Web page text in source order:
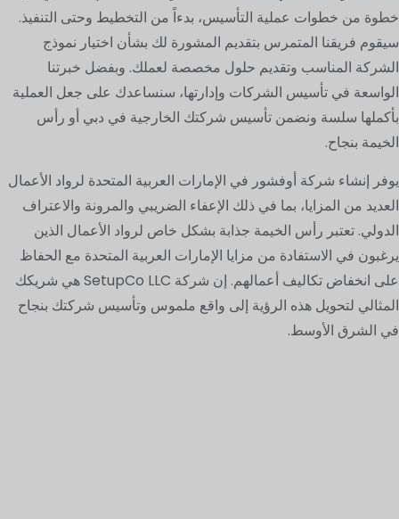
خطوة من خطوات عملية التأسيس، بدءاً من التخطيط وحتى التنفيذ.
سيقوم فريقنا المتمرس بتقديم المشورة لك بشأن اختيار نموذج
الشركة المناسب وتقديم حلول مخصصة لعملك. وبفضل خبرتنا
الواسعة في تأسيس الشركات وإدارتها، سنساعدك على جعل العملية
بأكملها سلسة ونضمن تأسيس شركتك الخارجية في دبي أو رأس
الخيمة بنجاح.
يوفر إنشاء شركة أوفشور في الإمارات العربية المتحدة لرواد الأعمال
العديد من المزايا، بما في ذلك الإعفاء الضريبي والمرونة والاعتراف
الدولي. تعتبر رأس الخيمة جذابة بشكل خاص لرواد الأعمال الذين
يرغبون في الاستفادة من مزايا الإمارات العربية المتحدة مع الحفاظ
على انخفاض تكاليف أعمالهم. إن شركة SetupCo LLC هي شريكك
المثالي لتحويل هذه الرؤية إلى واقع ملموس وتأسيس شركتك بنجاح
في الشرق الأوسط.